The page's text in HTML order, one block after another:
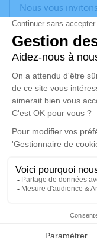
Faire-part
Nous vous
vos
anecdote ou
poèmes ou des
d'expression
JANIN.
Un service de
disponible ici.
Cérémonie
Eglise Saint-
Village